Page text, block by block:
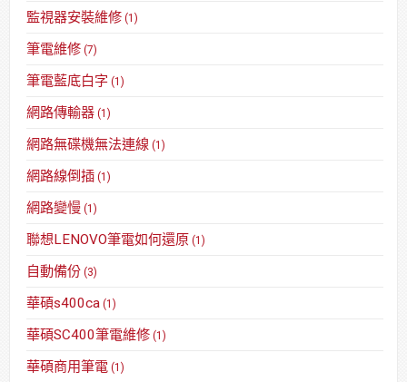
監視器安裝維修 (1)
筆電維修 (7)
筆電藍底白字 (1)
網路傳輸器 (1)
網路無碟機無法連線 (1)
網路線倒插 (1)
網路變慢 (1)
聯想LENOVO筆電如何還原 (1)
自動備份 (3)
華碩s400ca (1)
華碩SC400筆電維修 (1)
華碩商用筆電 (1)